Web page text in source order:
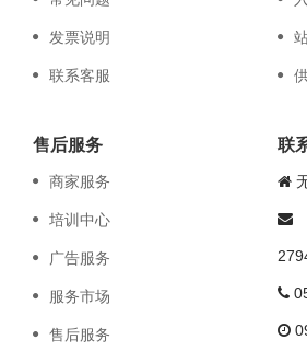
发票说明
联系客服
售后服务
商家服务
培训中心
广告服务
服务市场
售后服务
联